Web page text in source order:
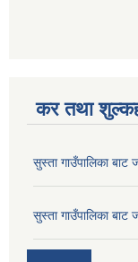
कर तथा
सुस्ता गाउँपालिका
सुस्ता गाउँपालिका